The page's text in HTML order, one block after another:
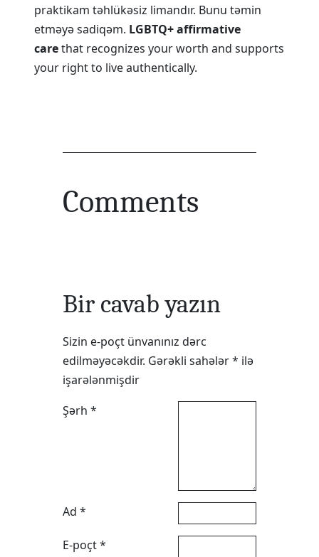
praktikam təhlükəsiz limandır. Bunu təmin
etməyə sadiqəm. LGBTQ+ affirmative
carethat recognizes your worth and supports
your right to live authentically.
Comments
Bir cavab yazın
Sizin e-poçt ünvanınız dərc
edilməyəcəkdir. Gərəkli sahələr* ilə
işarələnmişdir
Şərh *
Ad *
E-poçt*